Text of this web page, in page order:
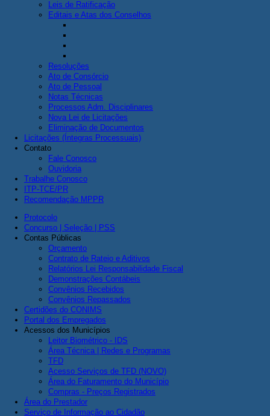
Leis de Ratificação
Editais e Atas dos Conselhos
Resoluções
Ato de Consórcio
Ato de Pessoal
Notas Técnicas
Processos Adm. Disciplinares
Nova Lei de Licitações
Eliminação de Documentos
Licitações (Íntegras Processuais)
Contato
Fale Conosco
Ouvidoria
Trabalhe Conosco
ITP-TCE/PR
Recomendação MPPR
Protocolo
Concurso | Seleção | PSS
Contas Públicas
Orçamento
Contrato de Rateio e Aditivos
Relatórios Lei Responsabilidade Fiscal
Demonstrações Contábeis
Convênios Recebidos
Convênios Repassados
Certidões do CONIMS
Portal dos Empregados
Acessos dos Municípios
Leitor Biométrico - IDS
Área Técnica | Redes e Programas
TFD
Acesso Serviços de TFD (NOVO)
Área do Faturamento do Município
Compras - Preços Registrados
Área do Prestador
Serviço de Informação ao Cidadão